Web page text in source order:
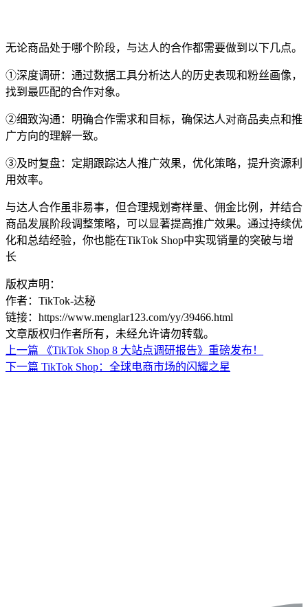
无论商品处于哪个阶段，与达人的合作都需要做到以下几点。
①深度调研：通过数据工具分析达人的历史表现和粉丝画像，
找到最匹配的合作对象。
②细致沟通：明确合作需求和目标，确保达人对商品卖点和推
广方向的理解一致。
③及时复盘：定期跟踪达人推广效果，优化策略，提升资源利
用效率。
与达人合作虽非易事，但合理规划寄样量、佣金比例，并结合
商品发展阶段调整策略，可以显著提高推广效果。通过持续优
化和总结经验，你也能在TikTok Shop中实现销量的突破与增
长
版权声明：
作者：TikTok-达秘
链接：https://www.menglar123.com/yy/39466.html
文章版权归作者所有，未经允许请勿转载。
上一篇
《TikTok Shop 8 大站点调研报告》重磅发布！
下一篇 TikTok Shop：全球电商市场的闪耀之星